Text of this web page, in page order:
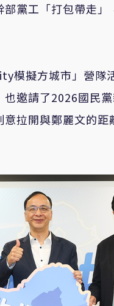
黨工「打包帶走
模擬方城市」營隊
邀請了2026國民
拉開與鄭麗文的